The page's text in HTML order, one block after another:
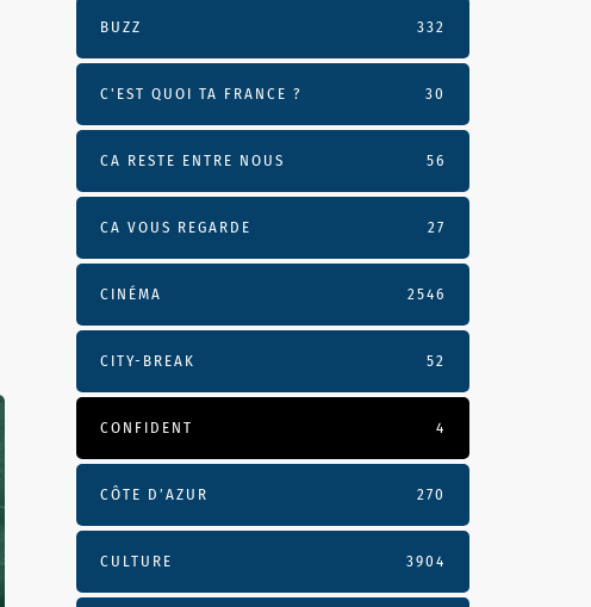
BUZZ 332
C'EST QUOI TA FRANCE ? 30
CA RESTE ENTRE NOUS 56
CA VOUS REGARDE 27
CINÉMA 2546
CITY-BREAK 52
CONFIDENT 4
CÔTE D’AZUR 270
CULTURE 3904